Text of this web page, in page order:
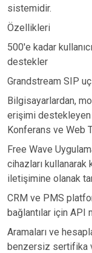
sistemidir.
Özellikleri
500'e kadar
destekler
Grandstream SIP uç
Bilgisayarlardan,
erişimi destekleyen
Konferans ve Web
Free Wave
cihazları
iletişimine olanak
CRM ve PMS
bağlantılar için API
Aramaları ve
benzersiz sertifika